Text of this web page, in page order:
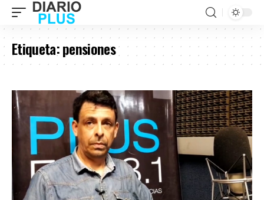
Etiqueta:pensiones